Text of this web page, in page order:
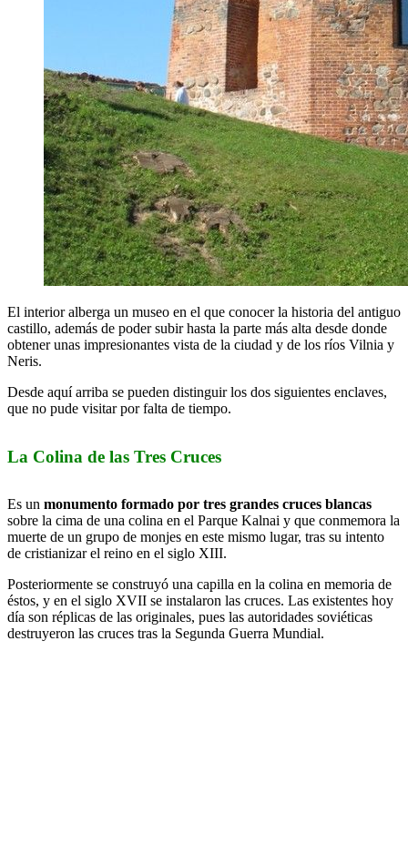
El interior alberga un museo en el que conocer la historia del antiguo
castillo, además de poder subir hasta la parte más alta desde donde
obtener unas impresionantes vista de la ciudad y de los ríos Vilnia y
Neris.
Desde aquí arriba se pueden distinguir los dos siguientes enclaves,
que no pude visitar por falta de tiempo.
La Colina de las Tres Cruces
Es un monumento formado por tres grandes cruces blancas
sobre la cima de una colina en el Parque Kalnai y que conmemora la
muerte de un grupo de monjes en este mismo lugar, tras su intento
de cristianizar el reino en el siglo XIII.
Posteriormente se construyó una capilla en la colina en memoria de
éstos, y en el siglo XVII se instalaron las cruces. Las existentes hoy
día son réplicas de las originales, pues las autoridades soviéticas
destruyeron las cruces tras la Segunda Guerra Mundial.